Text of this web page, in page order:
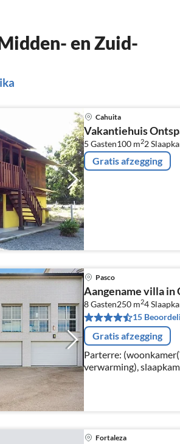
en Zuid-
Cahuita
Vakantiehuis
5 Gasten100 m22
Gratis afzegging
Pasco
Aangename villa in
8 Gasten250 m24
15
Gratis afzegging
Parterre:
verwarming),
slaapkamer(2-pers.
Fortaleza